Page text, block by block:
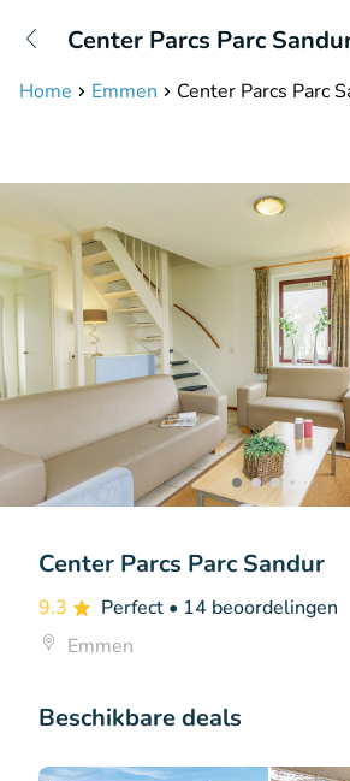
Center Parcs Parc
Home Emmen Center Parcs Parc
Center Parcs Parc Sandur
9.3 Perfect • 14 beoordelingen
Emmen
Beschikbare deals